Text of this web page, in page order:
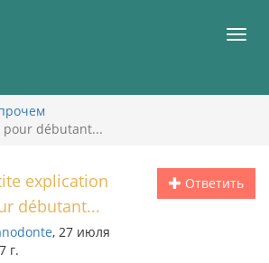
débutant...
Ответить
explication
débutant...
, 27 июля
г.